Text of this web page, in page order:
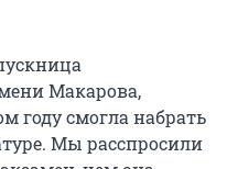
Макарова,
году смогла набрать
Мы расспросили